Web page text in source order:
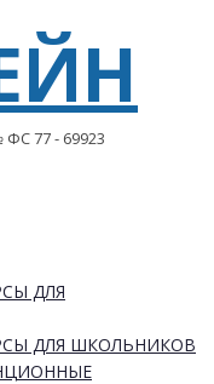
77 - 69923
ДЛЯ
ДЛЯ ШКОЛЬНИКОВ